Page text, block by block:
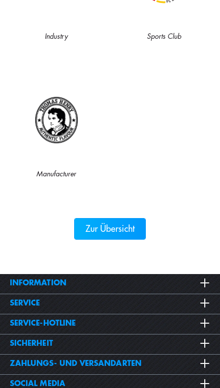
Industry Sports Club
Manufacturer
Zur Übersicht
INFORMATION
SERVICE
SERVICE-HOTLINE
SICHERHEIT
ZAHLUNGS- UND VERSANDARTEN
SOCIAL MEDIA